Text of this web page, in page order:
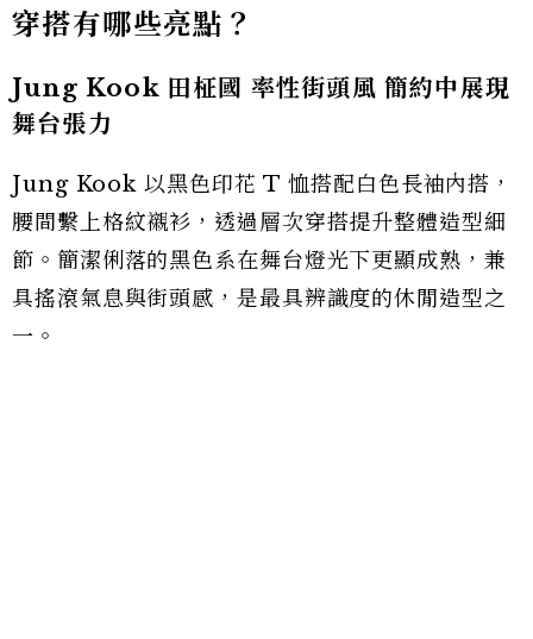
穿搭有哪些亮點？
Jung Kook 田柾國 率性街頭風 簡約中展現
舞台張力
Jung Kook 以黑色印花 T 恤搭配白色長袖內搭，
腰間繫上格紋襯衫，透過層次穿搭提升整體造型細
節。簡潔俐落的黑色系在舞台燈光下更顯成熟，兼
具搖滾氣息與街頭感，是最具辨識度的休閒造型之
一。